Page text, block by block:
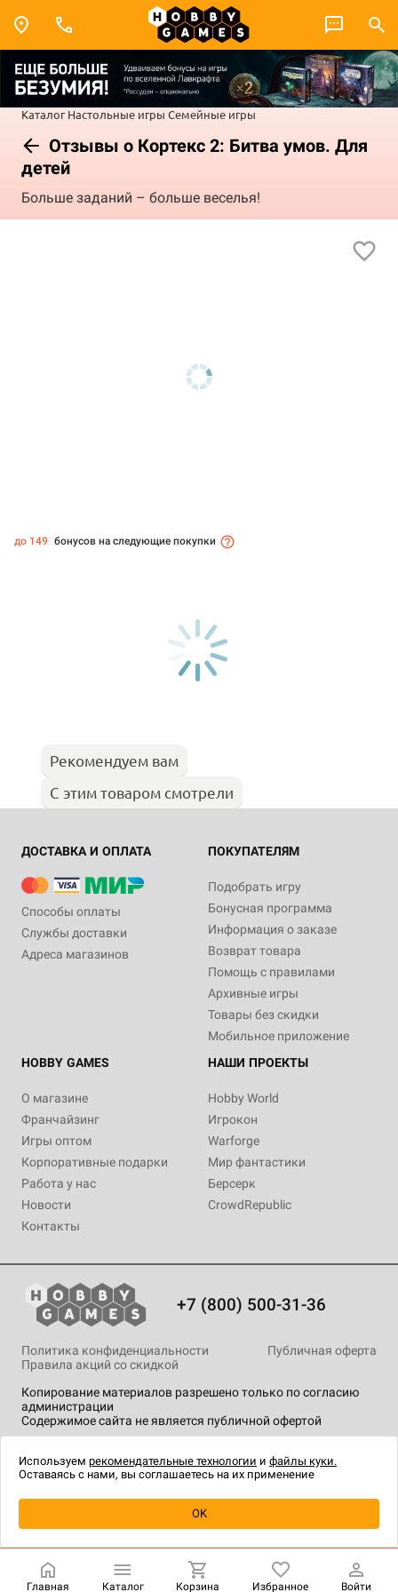
Каталог Настольные игры Семейные игры
Отзывы о Кортекс 2: Битва умов. Для
детей
Больше заданий – больше веселья!
Купить| 1 490 ₽
до 149 бонусов на следующие покупки
Рекомендуем вам
С этим товаром смотрели
ДОСТАВКА И ОПЛАТА
Способы оплаты
Службы доставки
Адреса магазинов
ПОКУПАТЕЛЯМ
Подобрать игру
Бонусная программа
Информация о заказе
Возврат товара
Помощь с правилами
Архивные игры
Товары без скидки
Мобильное приложение
HOBBY GAMES
О магазине
Франчайзинг
Игры оптом
Корпоративные подарки
Работа у нас
Новости
Контакты
НАШИ ПРОЕКТЫ
Hobby World
Игрокон
Warforge
Мир фантастики
Берсерк
CrowdRepublic
+7 (800) 500-31-36
Копирование материалов разрешено только по согласию
администрации
Содержимое сайта не является публичной офертой
Политика конфиденциальности
Публичная оферта
Правила акций со скидкой
технологии.
Главная Каталог Корзина Избранное Войти
Используем рекомендательные технологии и файлы куки.
Оставаясь с нами, вы соглашаетесь на их применение
OK